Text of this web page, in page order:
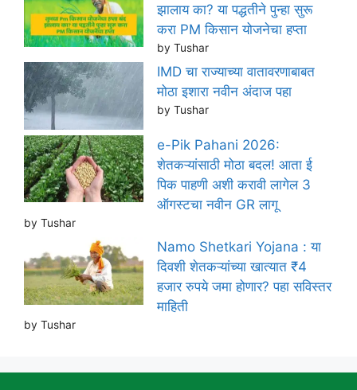
झालाय का? या पद्धतीने पुन्हा सुरू
करा PM किसान योजनेचा हप्ता
by Tushar
IMD चा राज्याच्या वातावरणाबाबत
मोठा इशारा नवीन अंदाज पहा
by Tushar
e-Pik Pahani 2026:
शेतकऱ्यांसाठी मोठा बदल! आता ई
पिक पाहणी अशी करावी लागेल 3
ऑगस्टचा नवीन GR लागू
by Tushar
Namo Shetkari Yojana : या
दिवशी शेतकऱ्यांच्या खात्यात ₹4
हजार रुपये जमा होणार? पहा सविस्तर
माहिती
by Tushar